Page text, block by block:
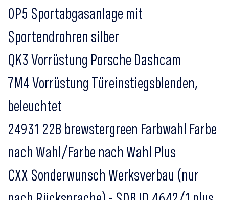
0P5 Sportabgasanlage mit
Sportendrohren silber
QK3 Vorrüstung Porsche Dashcam
7M4 Vorrüstung Türeinstiegsblenden,
beleuchtet
24931 22B brewstergreen Farbwahl Farbe
nach Wahl/Farbe nach Wahl Plus
CXX Sonderwunsch Werksverbau (nur